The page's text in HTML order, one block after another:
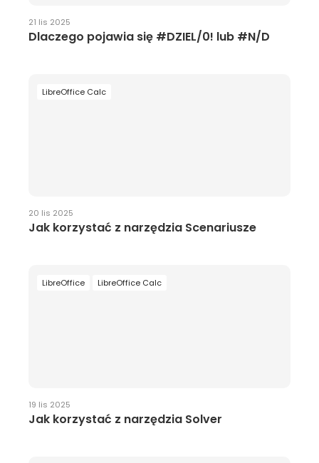
21 lis 2025
Dlaczego pojawia się #DZIEL/0! lub #N/D
LibreOffice Calc
20 lis 2025
Jak korzystać z narzędzia Scenariusze
LibreOffice LibreOffice Calc
19 lis 2025
Jak korzystać z narzędzia Solver